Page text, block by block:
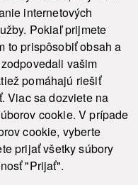
internetových
Pokiaľ prijmete
to prispôsobiť obsah a
vašim
pomáhajú riešiť
Viac sa dozviete na
cookie. V prípade
cookie, vyberte
prijať všetky súbory
"Prijať".
| Ochrana osobných údajov
|
Admin
Privacy Policy and Terms of